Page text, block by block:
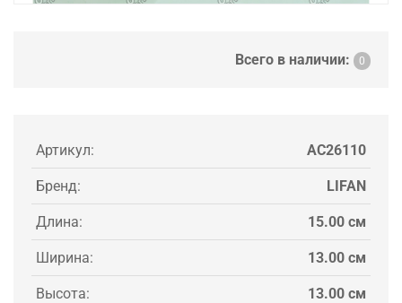
Всего в наличии: 0
Артикул: AC26110
Бренд: LIFAN
Длина: 15.00 см
Ширина: 13.00 см
Высота: 13.00 см